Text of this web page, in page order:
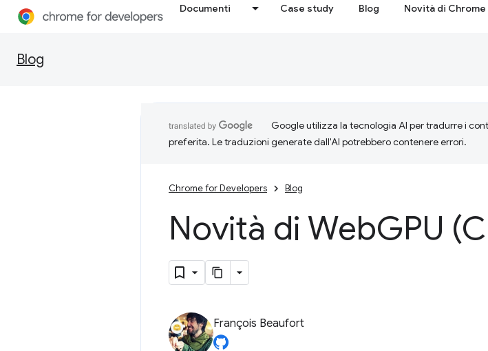
Documenti Case study Blog Novità di Chrome
Blog
Google utilizza la tecnologia AI per tradurre i
preferita. Le traduzioni generate dall'AI potrebbero contenere errori.
Chrome for Developers Blog
Novità di WebGPU
François Beaufort